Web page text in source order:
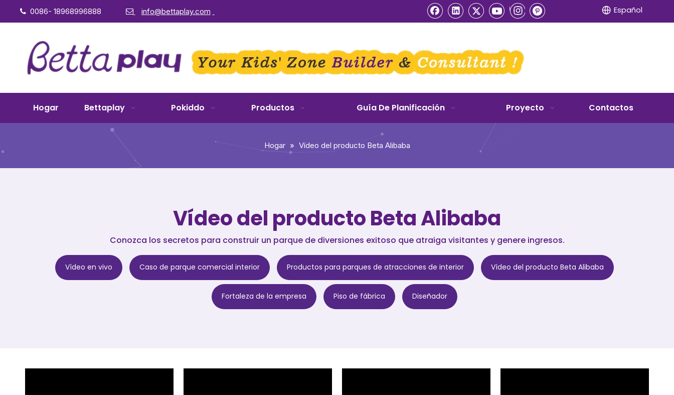
 0086- 18968996888  info@bettaplay.com Español
Hogar Bettaplay Pokiddo Productos Guía De Planificación Proyecto Contactos
Hogar » Vídeo del producto Beta Alibaba
Vídeo del producto Beta Alibaba
Conozca los secretos para construir un parque de diversiones exitoso que atraiga visitantes y genere ingresos.
Vídeo en vivo Caso de parque comercial interior Productos para parques de atracciones de interior Vídeo del producto Beta Alibaba
Fortaleza de la empresa Piso de fábrica Diseñador